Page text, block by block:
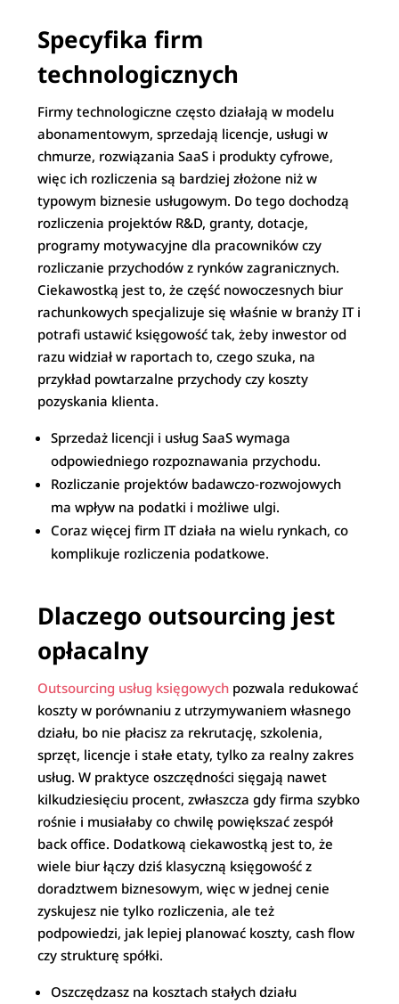
Specyfika firm
technologicznych
Firmy technologiczne często działają w modelu
abonamentowym, sprzedają licencje, usługi w
chmurze, rozwiązania SaaS i produkty cyfrowe,
więc ich rozliczenia są bardziej złożone niż w
typowym biznesie usługowym. Do tego dochodzą
rozliczenia projektów R&D, granty, dotacje,
programy motywacyjne dla pracowników czy
rozliczanie przychodów z rynków zagranicznych.
Ciekawostką jest to, że część nowoczesnych biur
rachunkowych specjalizuje się właśnie w branży IT i
potrafi ustawić księgowość tak, żeby inwestor od
razu widział w raportach to, czego szuka, na
przykład powtarzalne przychody czy koszty
pozyskania klienta.​
Sprzedaż licencji i usług SaaS wymaga
odpowiedniego rozpoznawania przychodu.​
Rozliczanie projektów badawczo‑rozwojowych
ma wpływ na podatki i możliwe ulgi.​
Coraz więcej firm IT działa na wielu rynkach, co
komplikuje rozliczenia podatkowe.​
Dlaczego outsourcing jest
opłacalny
Outsourcing usług księgowych pozwala redukować
koszty w porównaniu z utrzymywaniem własnego
działu, bo nie płacisz za rekrutację, szkolenia,
sprzęt, licencje i stałe etaty, tylko za realny zakres
usług. W praktyce oszczędności sięgają nawet
kilkudziesięciu procent, zwłaszcza gdy firma szybko
rośnie i musiałaby co chwilę powiększać zespół
back office. Dodatkową ciekawostką jest to, że
wiele biur łączy dziś klasyczną księgowość z
doradztwem biznesowym, więc w jednej cenie
zyskujesz nie tylko rozliczenia, ale też
podpowiedzi, jak lepiej planować koszty, cash flow
czy strukturę spółki.​
Oszczędzasz na kosztach stałych działu